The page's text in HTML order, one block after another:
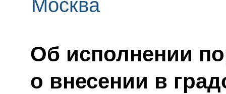
Москва
Об исполнении
о внесении в